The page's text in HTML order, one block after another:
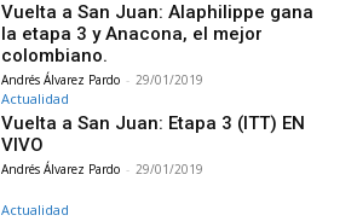
Vuelta a San Juan: Alaphilippe gana
la etapa 3 y Anacona, el mejor
colombiano.
Andrés Álvarez Pardo - 29/01/2019
Actualidad
Vuelta a San Juan: Etapa 3 (ITT) EN
VIVO
Andrés Álvarez Pardo - 29/01/2019
Actualidad